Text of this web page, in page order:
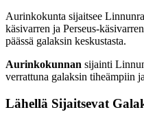
Aurinkokunta sijaitsee
käsivarren ja Perseus-
päässä galaksin keskustasta.
Aurinkokunnan sijainti
verrattuna galaksin tiheämpiin
Lähellä Sijaitsevat